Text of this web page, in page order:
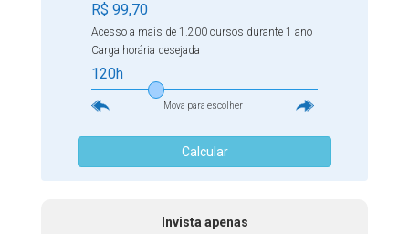
que faz com que elas funcionem perfeitamente.
Concluindo esse curso você será capaz de compreender
melhor a presença da química em todos os campos da
R$ 99,70
Acesso a mais de 1.200 cursos durante 1 ano
Carga horária desejada
120h
Mova para escolher
Calcular
Invista apenas